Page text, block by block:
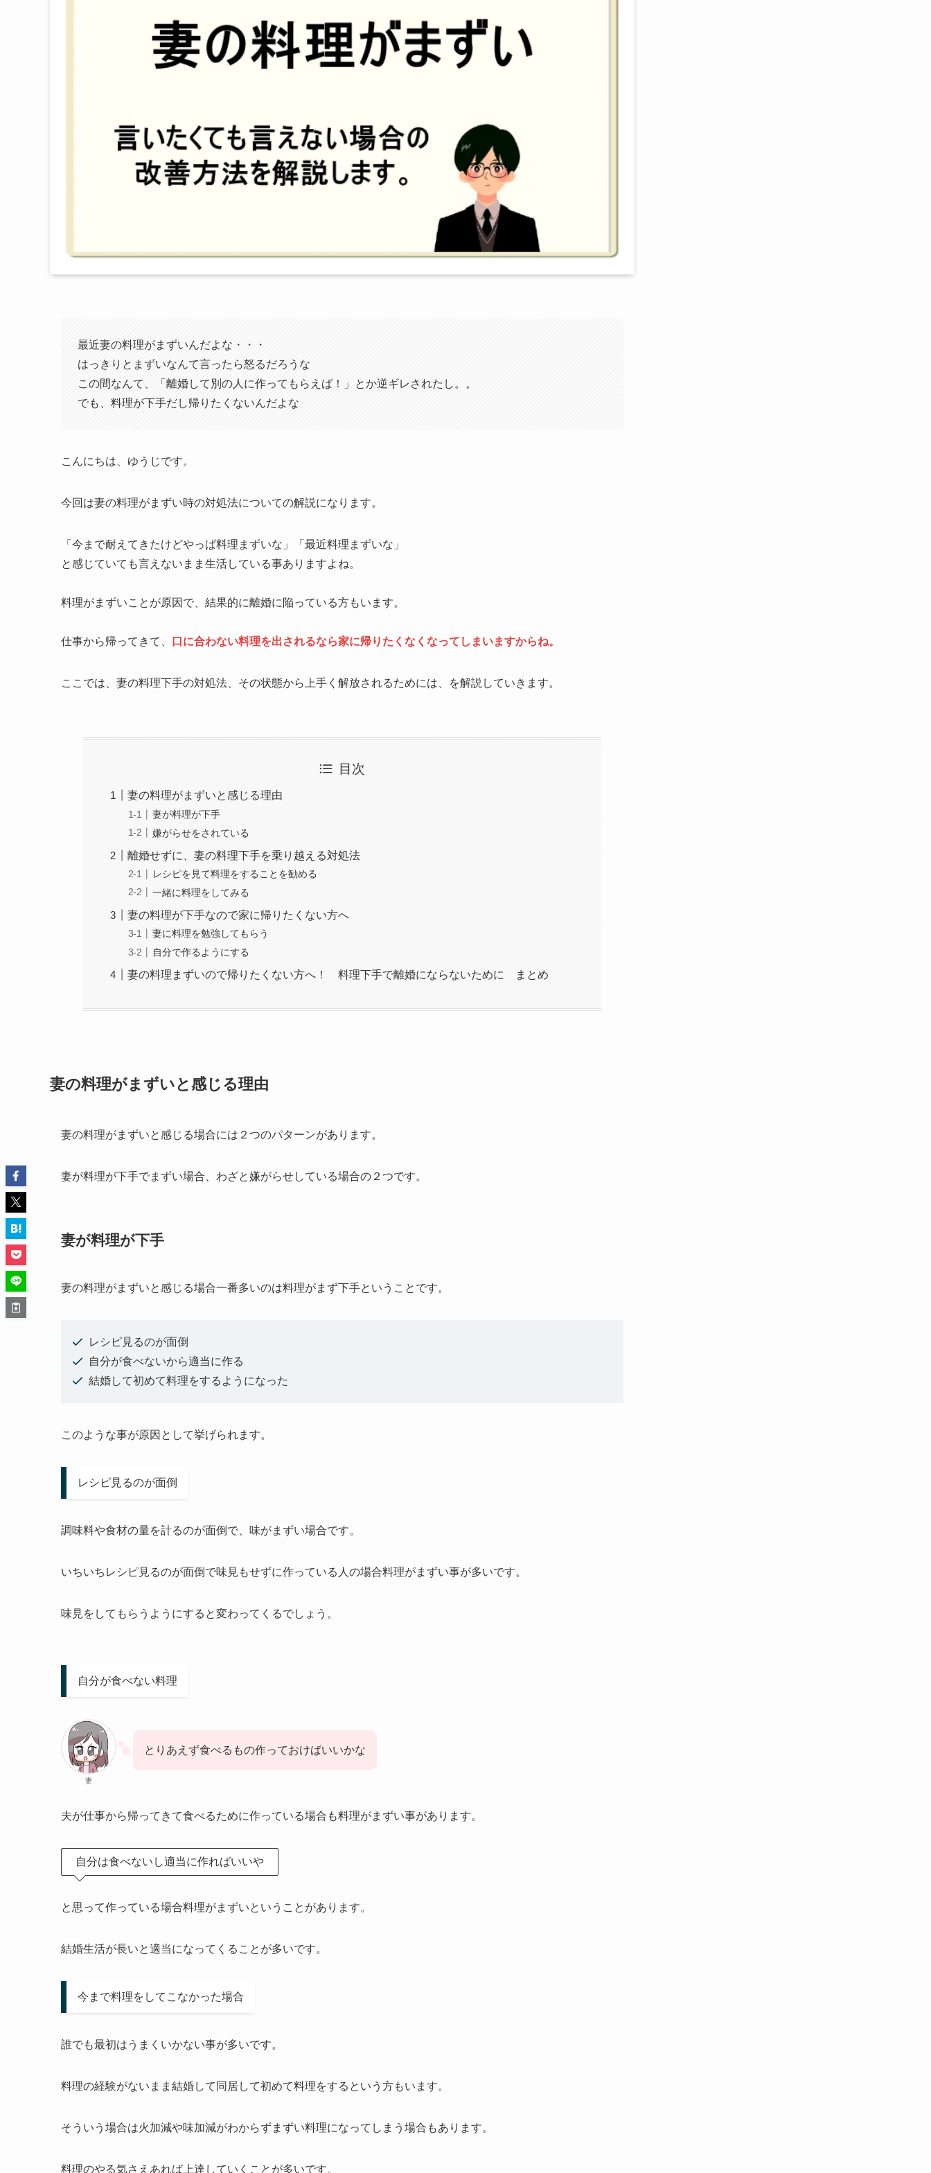
最近妻の料理がまずいんだよな・・・
はっきりとまずいなんて言ったら怒るだろうな
この間なんて、「離婚して別の人に作ってもらえば！」とか逆ギレされたし。。
でも、料理が下手だし帰りたくないんだよな
こんにちは、ゆうじです。
今回は妻の料理がまずい時の対処法についての解説になります。
「今まで耐えてきたけどやっぱ料理まずいな」「最近料理まずいな」
と感じていても言えないまま生活している事ありますよね。
料理がまずいことが原因で、結果的に離婚に陥っている方もいます。
仕事から帰ってきて、 口に合わない料理を出されるなら家に帰りたくなくなってしまいますからね。
ここでは、妻の料理下手の対処法、その状態から上手く解放されるためには、を解説していきます。
目次
妻の料理がまずいと感じる理由
妻が料理が下手
嫌がらせをされている
離婚せずに、妻の料理下手を乗り越える対処法
レシピを見て料理をすることを勧める
一緒に料理をしてみる
妻の料理が下手なので家に帰りたくない方へ
妻に料理を勉強してもらう
自分で作るようにする
妻の料理まずいので帰りたくない方へ！ 料理下手で離婚にならないために まとめ
妻の料理がまずいと感じる理由
妻の料理がまずいと感じる場合には２つのパターンがあります。
妻が料理が下手でまずい場合、わざと嫌がらせしている場合の２つです。
妻が料理が下手
妻の料理がまずいと感じる場合一番多いのは料理がまず下手ということです。
レシピ見るのが面倒
自分が食べないから適当に作る
結婚して初めて料理をするようになった
このような事が原因として挙げられます。
レシピ見るのが面倒
調味料や食材の量を計るのが面倒で、味がまずい場合です。
いちいちレシピ見るのが面倒で味見もせずに作っている人の場合料理がまずい事が多いです。
味見をしてもらうようにすると変わってくるでしょう。
自分が食べない料理
妻
とりあえず食べるもの作っておけばいいかな
夫が仕事から帰ってきて食べるために作っている場合も料理がまずい事があります。
自分は食べないし適当に作ればいいや
と思って作っている場合料理がまずいということがあります。
結婚生活が長いと適当になってくることが多いです。
今まで料理をしてこなかった場合
誰でも最初はうまくいかない事が多いです。
料理の経験がないまま結婚して同居して初めて料理をするという方もいます。
そういう場合は火加減や味加減がわからずまずい料理になってしまう場合もあります。
料理のやる気さえあれば上達していくことが多いです。